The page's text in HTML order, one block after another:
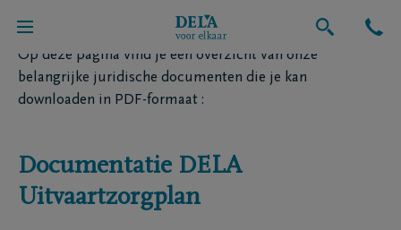
Op deze pagina vind je een overzicht van onze
belangrijke juridische documenten die je kan
downloaden in PDF-formaat :
Documentatie DELA
Uitvaartzorgplan